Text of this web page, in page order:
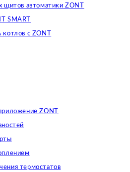
щитов автоматики ZONT
SMART
с ZONT
ZONT
термостатов